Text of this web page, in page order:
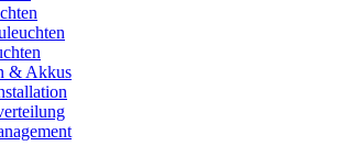
& Akkus